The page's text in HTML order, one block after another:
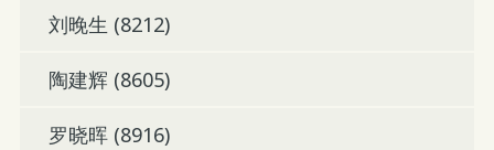
刘晚生 (8212)
陶建辉 (8605)
罗晓晖 (8916)